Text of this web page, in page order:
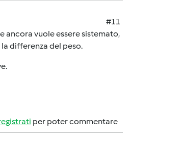
#11
ancora vuole essere sistemato,
differenza del peso.
per poter commentare